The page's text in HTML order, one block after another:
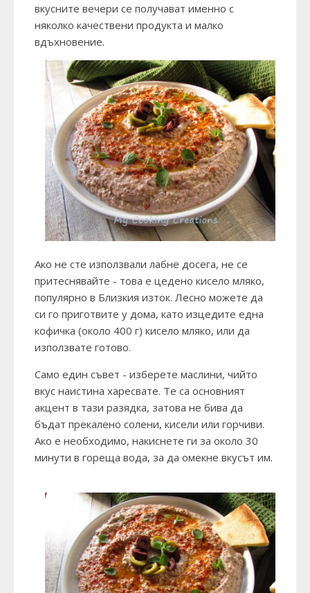
вкусните вечери се получават именно с
няколко качествени продукта и малко
вдъхновение.
Ако не сте използвали лабне досега, не се
притеснявайте - това е цедено кисело мляко,
популярно в Близкия изток. Лесно можете да
си го приготвите у дома, като изцедите една
кофичка (около 400 г) кисело мляко, или да
използвате готово.
Само един съвет - изберете маслини, чийто
вкус наистина харесвате. Те са основният
акцент в тази разядка, затова не бива да
бъдат прекалено солени, кисели или горчиви.
Ако е необходимо, накиснете ги за около 30
минути в гореща вода, за да омекне вкусът им.